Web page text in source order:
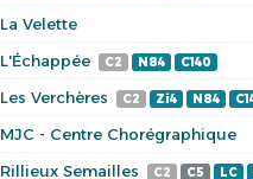
La Velette
L'Échappée C2 N84 C140
Les Verchères C2 Zi4 N84
MJC - Centre Chorégraphique
Rillieux Semailles C2 C5 LC